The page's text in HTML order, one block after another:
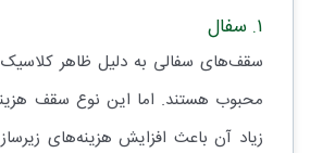
۱. سفال
سقف‌های سفالی به دلیل ظاهر
محبوب هستند. اما این نوع سقف
زیاد آن باعث افزایش هزینه‌های